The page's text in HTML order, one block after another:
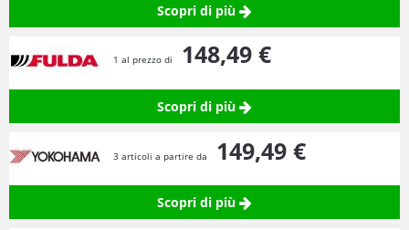
Scopri di più
1 al prezzo di 148,49 €
Scopri di più
3 articoli a partire da 149,49 €
Scopri di più